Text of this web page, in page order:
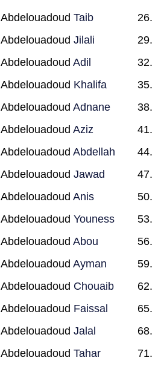
Abdelouadoud Taib
Abdelouadoud Jilali
Abdelouadoud Adil
Abdelouadoud Khalifa
Abdelouadoud Adnane
Abdelouadoud Aziz
Abdelouadoud Abdellah
Abdelouadoud Jawad
Abdelouadoud Anis
Abdelouadoud Youness
Abdelouadoud Abou
Abdelouadoud Ayman
Abdelouadoud Chouaib
Abdelouadoud Faissal
Abdelouadoud Jalal
Abdelouadoud Tahar